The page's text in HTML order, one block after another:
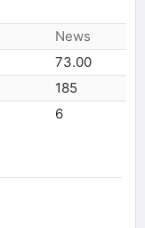
News
73.00
185
6